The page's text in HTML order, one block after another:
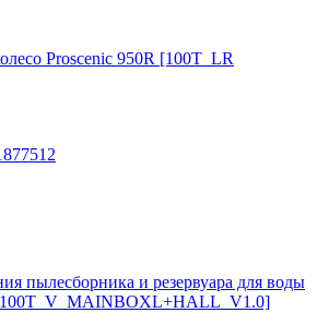
Proscenic 950R [100T_LR
пылесборника и резервуара для воды